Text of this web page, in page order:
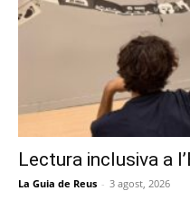
Lectura inclusiva a
La Guia de Reus - 3 agost, 2026